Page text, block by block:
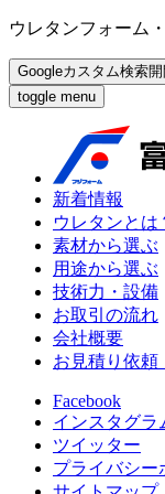
ウレタンフォーム
Googleカスタム検索開
toggle menu
新着情報
ウレタンとは
素材から選ぶ
用途から選ぶ
技術力・設備
お取引の流れ
会社概要
お見積り依頼
Facebook
インスタグラ
ツイッター
プライバシー